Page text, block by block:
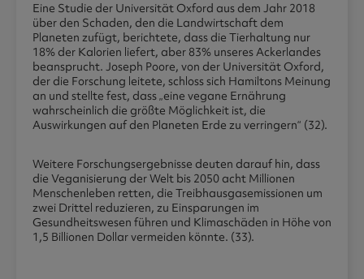
Eine Studie der Universität Oxford aus dem Jahr 2018
über den Schaden, den die Landwirtschaft dem
Planeten zufügt, berichtete, dass die Tierhaltung nur
18% der Kalorien liefert, aber 83% unseres Ackerlandes
beansprucht. Joseph Poore, von der Universität Oxford,
der die Forschung leitete, schloss sich Hamiltons Meinung
an und stellte fest, dass „eine vegane Ernährung
wahrscheinlich die größte Möglichkeit ist, die
Auswirkungen auf den Planeten Erde zu verringern“ (32).
Weitere Forschungsergebnisse deuten darauf hin, dass
die Veganisierung der Welt bis 2050 acht Millionen
Menschenleben retten, die Treibhausgasemissionen um
zwei Drittel reduzieren, zu Einsparungen im
Gesundheitswesen führen und Klimaschäden in Höhe von
1,5 Billionen Dollar vermeiden könnte. (33).